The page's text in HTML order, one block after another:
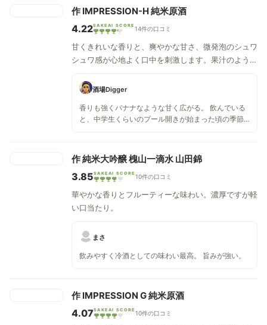
作 IMPRESSION-H 純米原酒
4.22SAKEAI SCORE 14件の口コミ
甘くきれいな香りと、爽やかな甘さ、微発泡のシュワ
シュワ感が心地よく口中を刺激します。果汁のような
っかりと存在しており、ブレない力強さが感じられる
感と微炭酸がフレッシュさを醸し出します。開栓直後
はプチプチと弾ける極微炭酸が爽やかに旨みを演出。
酒場Digger
香りも強くバナナなような甘く広がる。 飲んでいる
と、中学生くらいのプール開きが始まった頃の季節
作 純米大吟醸 槐山一滴水 山田錦
3.85SAKEAI SCORE 10件の口コミ
華やかな香りとフルーティーな味わい。濃厚ですが軽
い口当たり。
まさ
飲みやすく冷酒としての味わい最高。 旨みが強い。
作 IMPRESSION G 純米原酒
4.07SAKEAI SCORE 10件の口コミ